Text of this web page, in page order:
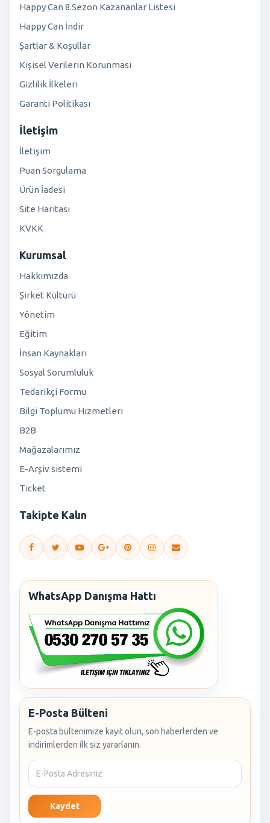
Happy Can 8.Sezon Kazananlar Listesi
Happy Can İndir
Şartlar & Koşullar
Kişisel Verilerin Korunması
Gizlilik İlkeleri
Garanti Politikası
İletişim
İletişim
Puan Sorgulama
Ürün İadesi
Site Haritası
KVKK
Kurumsal
Hakkımızda
Şirket Kültürü
Yönetim
Eğitim
İnsan Kaynakları
Sosyal Sorumluluk
Tedarikçi Formu
Bilgi Toplumu Hizmetleri
B2B
Mağazalarımız
E-Arşiv sistemi
Ticket
Takipte Kalın
WhatsApp Danışma Hattı
E-Posta Bülteni
E-posta bültenimize kayıt olun, son haberlerden ve
indirimlerden ilk siz yararlanın.
Kaydet